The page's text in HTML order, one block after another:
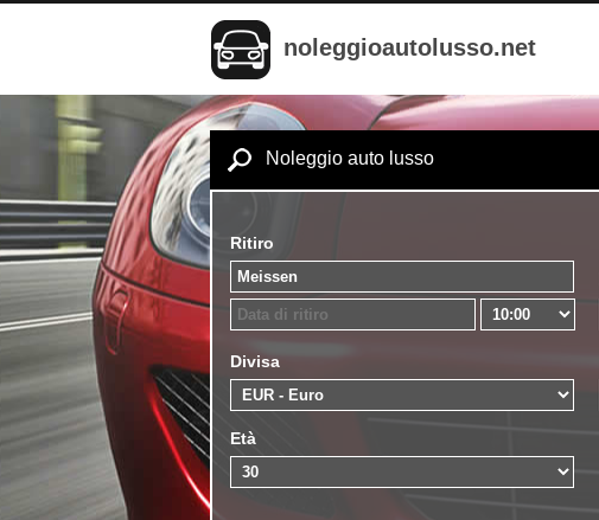
noleggioautolusso.net
Noleggio auto lusso
Ritiro
Divisa
Età